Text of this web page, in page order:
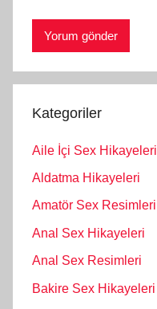
Kategoriler
Aile İçi Sex Hikayeleri
Aldatma Hikayeleri
Amatör Sex Resimleri
Anal Sex Hikayeleri
Anal Sex Resimleri
Bakire Sex Hikayeleri